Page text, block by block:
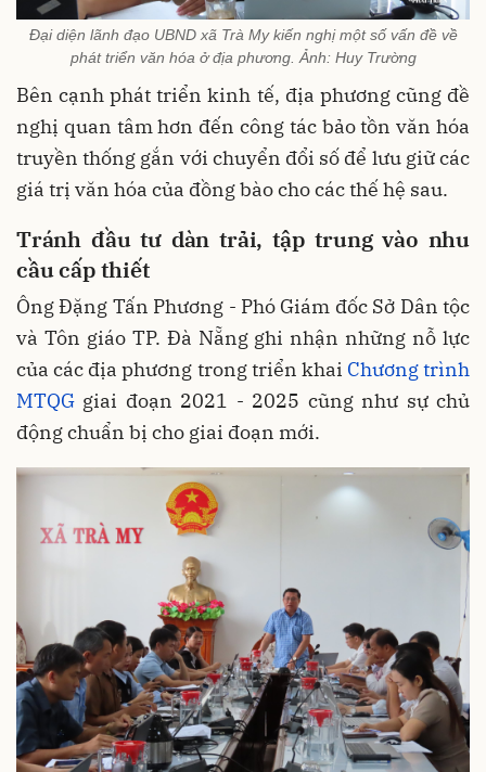
Đại diện lãnh đạo UBND xã Trà My kiến nghị một số vấn đề về
phát triển văn hóa ở địa phương. Ảnh: Huy Trường
Bên cạnh phát triển kinh tế, địa phương cũng đề
nghị quan tâm hơn đến công tác bảo tồn văn hóa
truyền thống gắn với chuyển đổi số để lưu giữ các
giá trị văn hóa của đồng bào cho các thế hệ sau.
Tránh đầu tư dàn trải, tập trung vào nhu
cầu cấp thiết
Ông Đặng Tấn Phương - Phó Giám đốc Sở Dân tộc
và Tôn giáo TP. Đà Nẵng ghi nhận những nỗ lực
của các địa phương trong triển khai Chương trình
MTQG giai đoạn 2021 - 2025 cũng như sự chủ
động chuẩn bị cho giai đoạn mới.